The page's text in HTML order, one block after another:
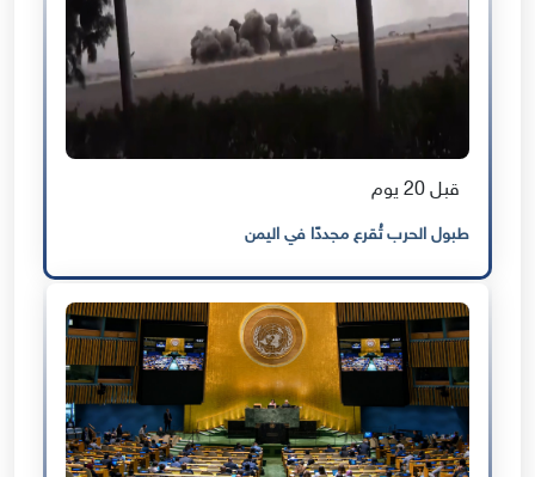
قبل 20 يوم
طبول الحرب تُقرع مجددًا في اليمن